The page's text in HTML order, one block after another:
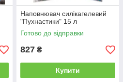
Наповнювач силікагелевий
"Пухнастики" 15 л
Готово до відправки
827 ₴
Купити